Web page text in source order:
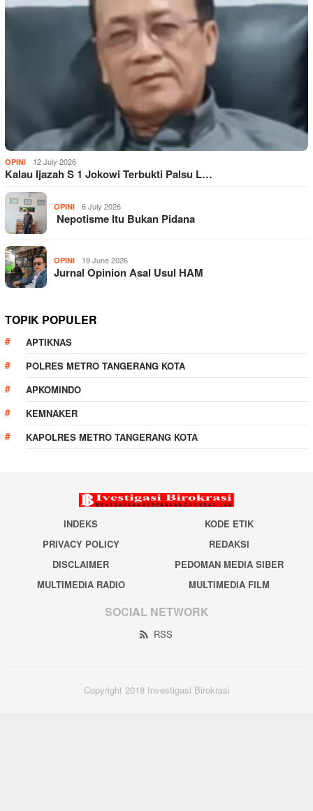
OPINI 12 July 2026
Kalau Ijazah S 1 Jokowi Terbukti Palsu L…
OPINI 6 July 2026
Nepotisme Itu Bukan Pidana
OPINI 19 June 2026
Jurnal Opinion Asal Usul HAM
TOPIK POPULER
APTIKNAS
POLRES METRO TANGERANG KOTA
APKOMINDO
KEMNAKER
KAPOLRES METRO TANGERANG KOTA
INDEKS
KODE ETIK
PRIVACY POLICY
REDAKSI
DISCLAIMER
PEDOMAN MEDIA SIBER
MULTIMEDIA RADIO
MULTIMEDIA FILM
SOCIAL NETWORK
RSS
Copyright 2018 Investigasi Birokrasi